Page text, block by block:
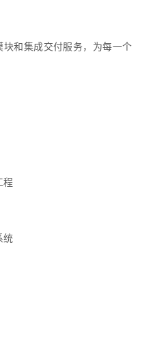
和集成交付服务，为每一个
程
统